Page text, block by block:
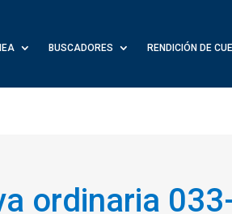
BUSCADORES RENDICIÓN DE
ordinaria